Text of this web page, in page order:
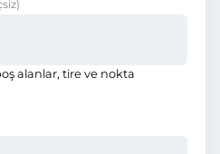
alanlar, tire ve nokta